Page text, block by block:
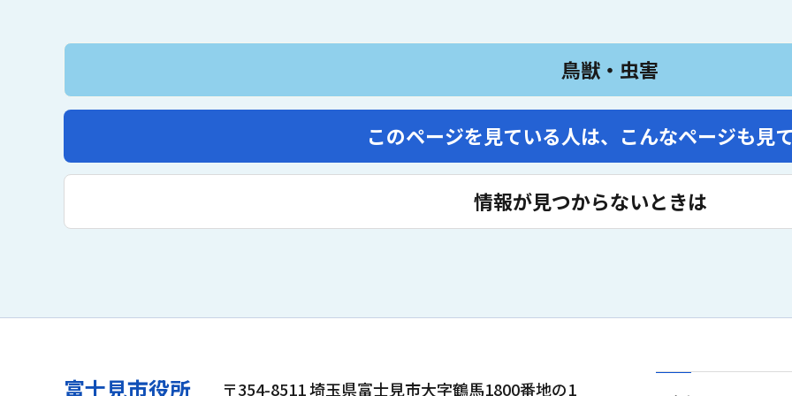
鳥獣・虫害
このページを見ている人は、 こんなページも見
情報が見つからないときは
富士見市役所 〒354-8511 埼玉県富士見市大字鶴馬1800番地の1